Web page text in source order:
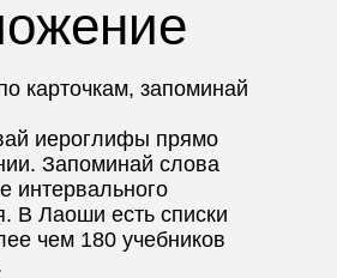
карточкам, запоминай
иероглифы прямо
Запоминай слова
интервального
В Лаоши есть списки
чем 180 учебников